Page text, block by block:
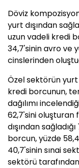
Döviz
yurt dışından
uzun vadeli kredi
34,7'sinin avro ve
cinslerinden
Özel sektörün yurt
kredi borcunun,
dağılımı
62,7'sini oluşturan
dışından
borcun, yüzde
40,7'sinin sınai
sektörü tarafından